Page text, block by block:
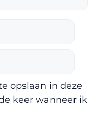
opslaan in deze
keer wanneer ik